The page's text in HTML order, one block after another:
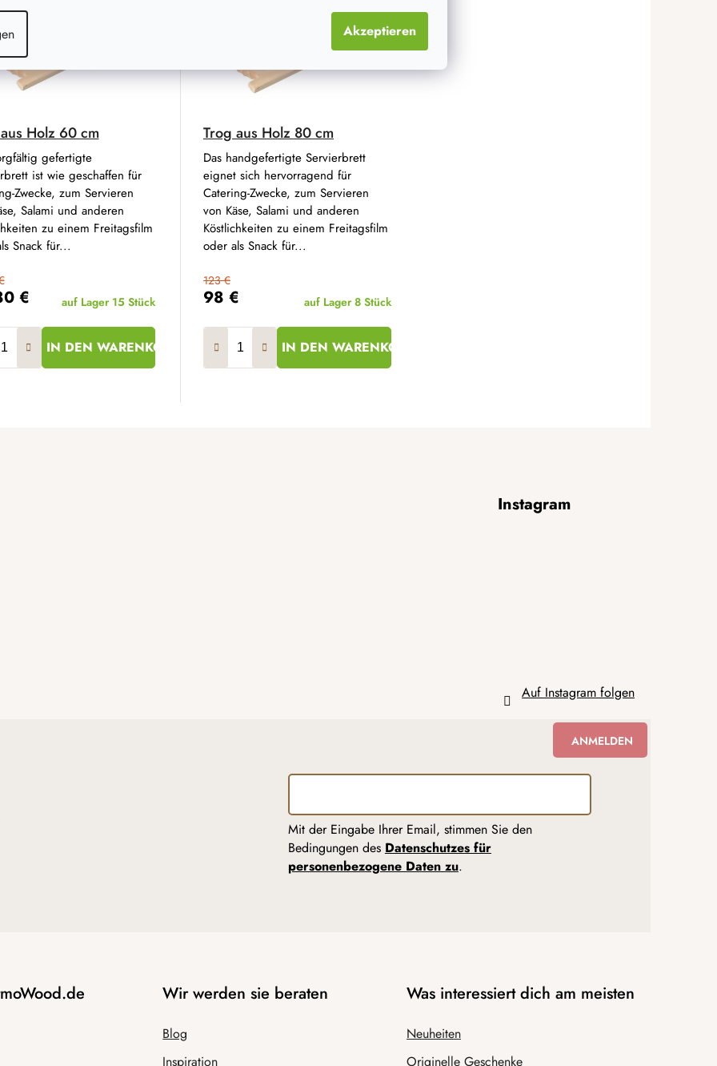
Akzeptieren
Holz 60 cm
€
auf Lager 15 Stück
IN DEN WARENKORB
gefertigte
ist wie geschaffen für
Zwecke, zum Servieren
Salami und anderen
zu einem Freitagsfilm
Snack für...
Trog aus Holz 80 cm
98 €
123 €
auf Lager 8 Stück
IN DEN WARENKORB
Das handgefertigte Servierbrett
eignet sich hervorragend für
Catering-Zwecke, zum Servieren
von Käse, Salami und anderen
Köstlichkeiten zu einem Freitagsfilm
oder als Snack für...
Instagram
Auf Instagram folgen
Mit der Eingabe Ihrer Email, stimmen Sie den
Bedingungen des Datenschutzes für
personenbezogene Daten zu.
ANMELDEN
Wir werden sie beraten
Blog
Inspiration
Was interessiert dich am meisten
Neuheiten
Originelle Geschenke